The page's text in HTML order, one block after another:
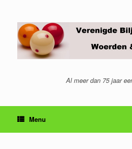
inhoud
Al meer dan 75 jaar
Menu